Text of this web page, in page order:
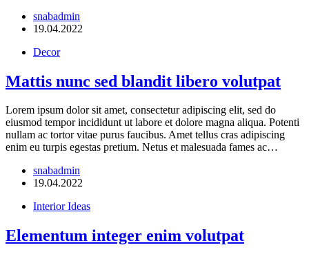
snabadmin
19.04.2022
Decor
Mattis nunc sed blandit libero volutpat
Lorem ipsum dolor sit amet, consectetur adipiscing elit, sed do
eiusmod tempor incididunt ut labore et dolore magna aliqua. Potenti
nullam ac tortor vitae purus faucibus. Amet tellus cras adipiscing
enim eu turpis egestas pretium. Netus et malesuada fames ac…
snabadmin
19.04.2022
Interior Ideas
Elementum integer enim volutpat